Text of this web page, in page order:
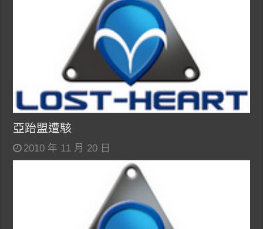
亞跆盟遭駭
2010 年 11 月 20 日